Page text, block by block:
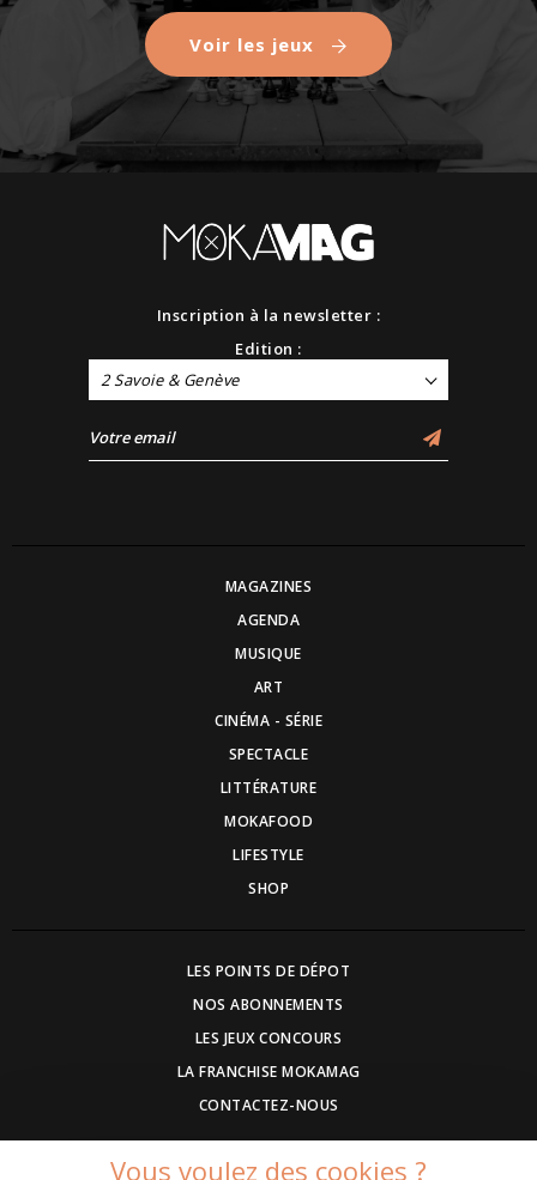
Voir les jeux
Inscription à la newsletter :
Edition :
2 Savoie & Genève
MAGAZINES
AGENDA
MUSIQUE
ART
CINÉMA - SÉRIE
SPECTACLE
LITTÉRATURE
MOKAFOOD
LIFESTYLE
SHOP
LES POINTS DE DÉPOT
NOS ABONNEMENTS
LES JEUX CONCOURS
LA FRANCHISE MOKAMAG
CONTACTEZ-NOUS
Vous voulez des cookies ?